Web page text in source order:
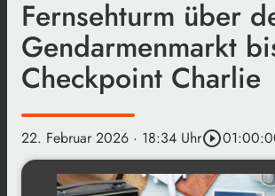
Fernsehturm über
Gendarmenmarkt
Checkpoint Charlie
22. Februar 2026 · 18:34 Uhrplay_circle_outline